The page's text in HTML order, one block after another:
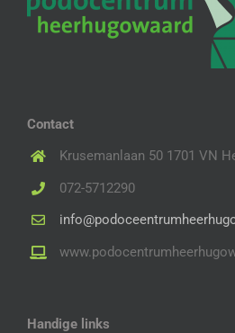
Contact
Krusemanlaan 50 1701 VN
072-5712290
Handige links